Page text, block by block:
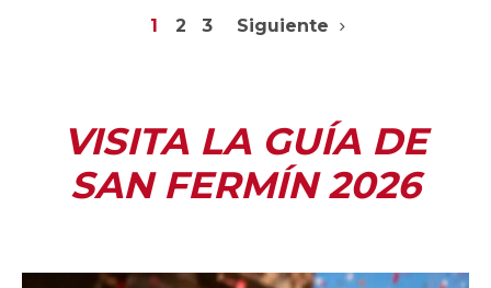
1 2 3 Siguiente
VISITA LA GUÍA DE
SAN FERMÍN 2026